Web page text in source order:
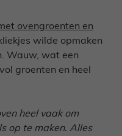
ovengroenten en
wilde opmaken
Wauw, wat een
groenten en heel
heel vaak om
op te maken. Alles